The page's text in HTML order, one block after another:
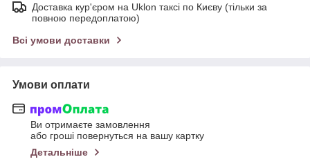
Доставка кур'єром на Uklon таксі по Києву (тільки за
повною передоплатою)
Всі умови доставки
Умови оплати
Ви отримаєте замовлення
або гроші повернуться на вашу картку
Детальніше